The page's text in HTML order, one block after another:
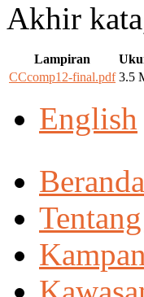
Akhir
Lampiran
CCcomp12-final.pdf 3.5
English
Beranda